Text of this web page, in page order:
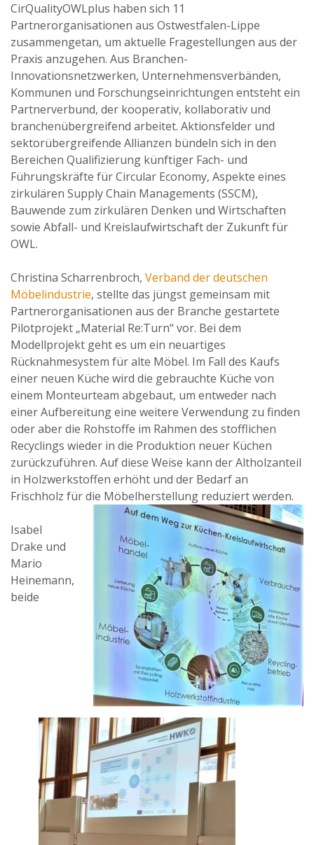
CirQualityOWLplus haben sich 11
Partnerorganisationen aus Ostwestfalen-Lippe
zusammengetan, um aktuelle Fragestellungen aus der
Praxis anzugehen. Aus Branchen-
Innovationsnetzwerken, Unternehmensverbänden,
Kommunen und Forschungseinrichtungen entsteht ein
Partnerverbund, der kooperativ, kollaborativ und
branchenübergreifend arbeitet. Aktionsfelder und
sektorübergreifende Allianzen bündeln sich in den
Bereichen Qualifizierung künftiger Fach- und
Führungskräfte für Circular Economy, Aspekte eines
zirkulären Supply Chain Managements (SSCM),
Bauwende zum zirkulären Denken und Wirtschaften
sowie Abfall- und Kreislaufwirtschaft der Zukunft für
OWL.
Christina Scharrenbroch, Verband der deutschen
Möbelindustrie, stellte das jüngst gemeinsam mit
Partnerorganisationen aus der Branche gestartete
Pilotprojekt „Material Re:Turn“ vor. Bei dem
Modellprojekt geht es um ein neuartiges
Rücknahmesystem für alte Möbel. Im Fall des Kaufs
einer neuen Küche wird die gebrauchte Küche von
einem Monteurteam abgebaut, um entweder nach
einer Aufbereitung eine weitere Verwendung zu finden
oder aber die Rohstoffe im Rahmen des stofflichen
Recyclings wieder in die Produktion neuer Küchen
zurückzuführen. Auf diese Weise kann der Altholzanteil
in Holzwerkstoffen erhöht und der Bedarf an
Frischholz für die Möbelherstellung reduziert werden.
Isabel
Drake und
Mario
Heinemann,
beide